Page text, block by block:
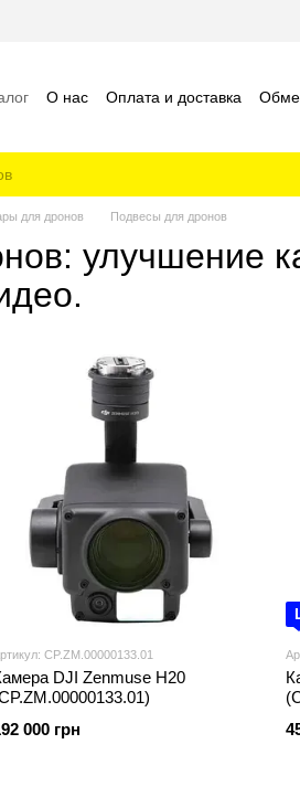
О нас Оплата и доставка
для дронов Подвесы для дронов
улучшение
CP.ZM.00000133.01
DJI Zenmuse H20
000 грн